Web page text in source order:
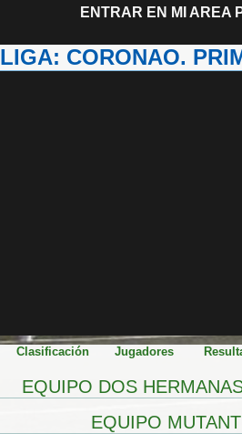
ENTRAR EN MI AREA
LIGA: CORONAO.
Clasificación Jugadores
EQUIPO DOS
EQUIPO